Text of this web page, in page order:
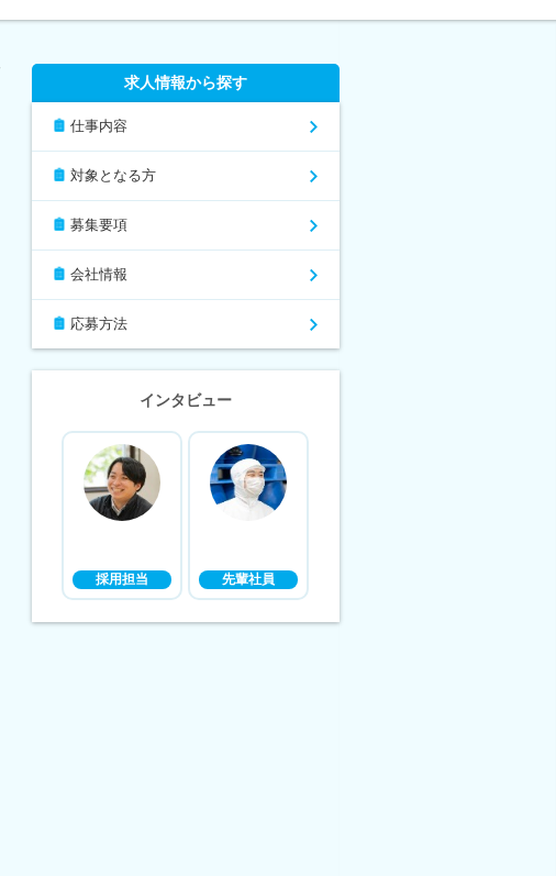
求人情報から探す
仕事内容
対象となる方
募集要項
会社情報
応募方法
インタビュー
採用担当 先輩社員